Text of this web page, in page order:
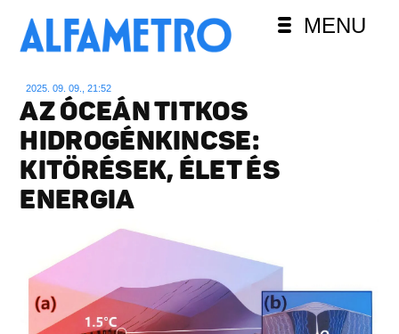
MENU
2025. 09. 09., 21:52
AZ ÓCEÁN TITKOS
HIDROGÉNKINCSE:
KITÖRÉSEK, ÉLET ÉS
ENERGIA